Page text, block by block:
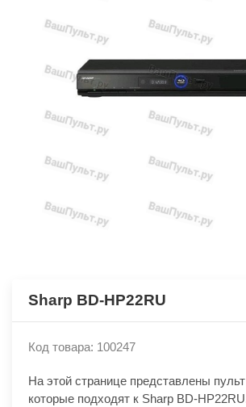
Sharp BD-HP22RU
Код товара: 100247
На этой странице представлены
которые подходят к Sharp BD-